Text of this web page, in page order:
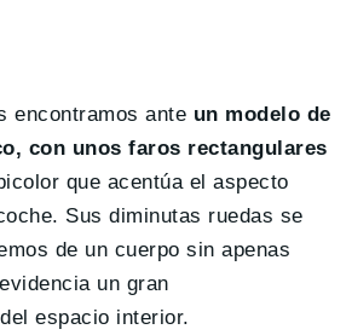
encontramos ante un modelo de
con unos faros rectangulares
que acentúa el aspecto
Sus diminutas ruedas se
de un cuerpo sin apenas
un gran
espacio interior.